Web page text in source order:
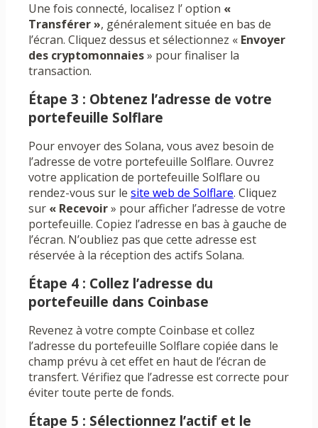
Une fois connecté, localisez l’ option «
Transférer », généralement située en bas de
l’écran. Cliquez dessus et sélectionnez « Envoyer
des cryptomonnaies» pour finaliser la
transaction.
Étape 3 : Obtenez l’adresse de votre
portefeuille Solflare
Pour envoyer des Solana, vous avez besoin de
l’adresse de votre portefeuille Solflare. Ouvrez
votre application de portefeuille Solflare ou
rendez-vous sur le site web de Solflare. Cliquez
sur « Recevoir» pour afficher l’adresse de votre
portefeuille. Copiez l’adresse en bas à gauche de
l’écran. N’oubliez pas que cette adresse est
réservée à la réception des actifs Solana.
Étape 4 : Collez l’adresse du
portefeuille dans Coinbase
Revenez à votre compte Coinbase et collez
l’adresse du portefeuille Solflare copiée dans le
champ prévu à cet effet en haut de l’écran de
transfert. Vérifiez que l’adresse est correcte pour
éviter toute perte de fonds.
Étape 5 : Sélectionnez l’actif et le